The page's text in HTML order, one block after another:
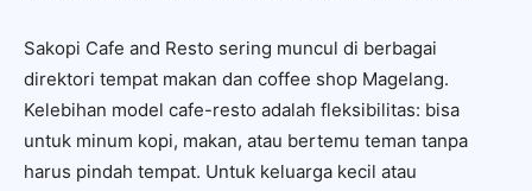
Sakopi Cafe and Resto sering muncul di berbagai
direktori tempat makan dan coffee shop Magelang.
Kelebihan model cafe-resto adalah fleksibilitas: bisa
untuk minum kopi, makan, atau bertemu teman tanpa
harus pindah tempat. Untuk keluarga kecil atau